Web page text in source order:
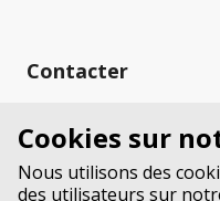
Contacter
Mucoviscidose Suisse
Stauffacherstrasse 17a
Case Postale
Cookies sur
Nous utilisons des
des utilisateurs sur